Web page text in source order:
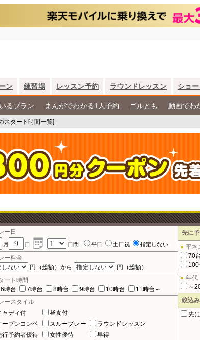
ン 練習場 レッスン予約 ラウンドレッスン ショ
るプラン まんがでわかる1人予約 ゴルとも 動画でわ
スタート時間一覧]
ー日
月 日 日間 平日 土日祝 指定しない
ー料金
円（総額）から
円（総額）
ート時間
6時台
7時台 8時台 9時台 10時台
11時台～
ースタイル
ャディ付
昼食付
ープンコンペ
スループレー
ラウンドレッスン
行予約者優待
女性優待 早得
先に
平均
70
100
年代
～
絞込み
先